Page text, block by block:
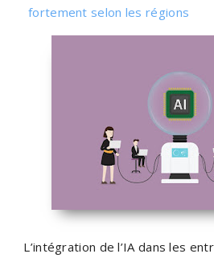
fortement selon les régions
L’intégration de l’IA dans les